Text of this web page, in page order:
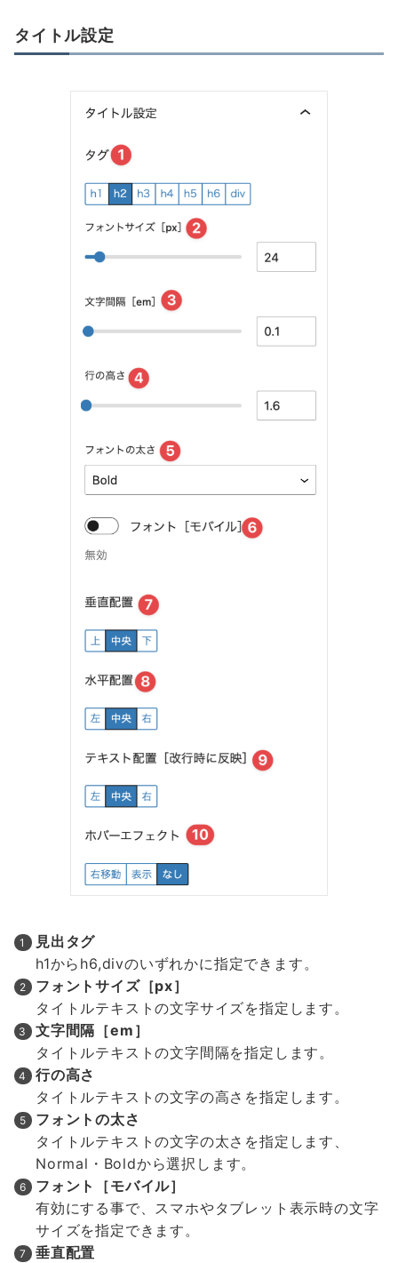
タイトル設定
見出タグ
h1からh6,divのいずれかに指定できます。
フォントサイズ［px］
タイトルテキストの文字サイズを指定します。
文字間隔［em］
タイトルテキストの文字間隔を指定します。
行の高さ
タイトルテキストの文字の高さを指定します。
フォントの太さ
タイトルテキストの文字の太さを指定します、
Normal・Boldから選択します。
フォント［モバイル］
有効にする事で、スマホやタブレット表示時の文字
サイズを指定できます。
垂直配置